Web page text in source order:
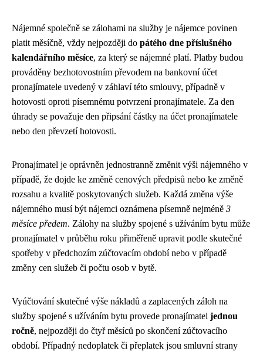
Nájemné společně se zálohami na služby je nájemce povinen
platit měsíčně, vždy nejpozději do pátého dne příslušného
kalendářního měsíce, za který se nájemné platí. Platby budou
prováděny bezhotovostním převodem na bankovní účet
pronajímatele uvedený v záhlaví této smlouvy, případně v
hotovosti oproti písemnému potvrzení pronajímatele. Za den
úhrady se považuje den připsání částky na účet pronajímatele
nebo den převzetí hotovosti.
Pronajímatel je oprávněn jednostranně změnit výši nájemného v
případě, že dojde ke změně cenových předpisů nebo ke změně
rozsahu a kvalitě poskytovaných služeb. Každá změna výše
nájemného musí být nájemci oznámena písemně nejméně 3
měsíce předem. Zálohy na služby spojené s užíváním bytu může
pronajímatel v průběhu roku přiměřeně upravit podle skutečné
spotřeby v předchozím zúčtovacím období nebo v případě
změny cen služeb či počtu osob v bytě.
Vyúčtování skutečné výše nákladů a zaplacených záloh na
služby spojené s užíváním bytu provede pronajímatel jednou
ročně, nejpozději do čtyř měsíců po skončení zúčtovacího
období. Případný nedoplatek či přeplatek jsou smluvní strany